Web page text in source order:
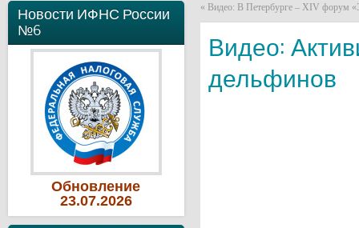
Новости ИФНС России
№6
Обновление
23.07.2026
« Видео: В Петербурге – XIV форум
Видео:
дельфинов